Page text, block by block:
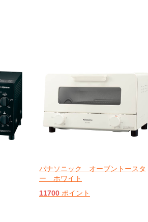
パナソニック オーブントースタ
ー ホワイト
11700 ポイント